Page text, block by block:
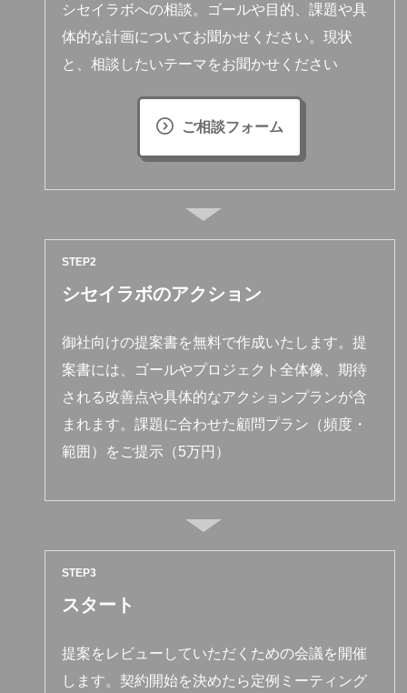
シセイラボへの相談。ゴールや目的、課題や具
体的な計画についてお聞かせください。現状
と、相談したいテーマをお聞かせください
ご相談フォーム
STEP
シセイラボのアクション
御社向けの提案書を無料で作成いたします。提
案書には、ゴールやプロジェクト全体像、期待
される改善点や具体的なアクションプランが含
まれます。課題に合わせた顧問プラン（頻度・
範囲）をご提示（5万円）
STEP
スタート
提案をレビューしていただくための会議を開催
します。契約開始を決めたら定例ミーティング